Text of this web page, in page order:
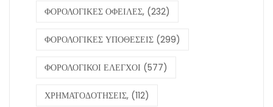
ΦΟΡΟΛΟΓΙΚΕΣ ΟΦΕΙΛΕΣ, (232)
ΦΟΡΟΛΟΓΙΚΕΣ ΥΠΟΘΕΣΕΙΣ (299)
ΦΟΡΟΛΟΓΙΚΟΙ ΕΛΕΓΧΟΙ (577)
ΧΡΗΜΑΤΟΔΟΤΗΣΕΙΣ, (112)